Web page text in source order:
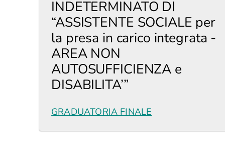
INDETERMINATO DI
“ASSISTENTE SOCIALE per
la presa in carico integrata -
AREA NON
AUTOSUFFICIENZA e
DISABILITA’”
GRADUATORIA FINALE